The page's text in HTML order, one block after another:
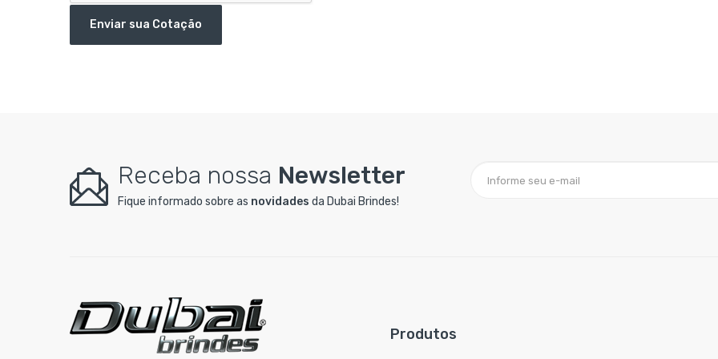
Enviar sua Cotação
Receba nossa Newsletter
Fique informado sobre as novidades da Dubai Brindes!
Produtos